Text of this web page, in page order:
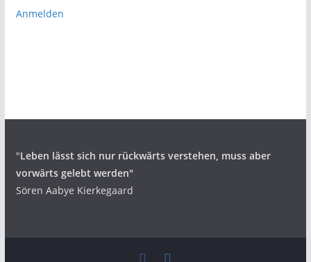
Anmelden
"Leben lässt sich nur rückwärts verstehen, muss aber
vorwärts gelebt werden"
Sören Aabye Kierkegaard